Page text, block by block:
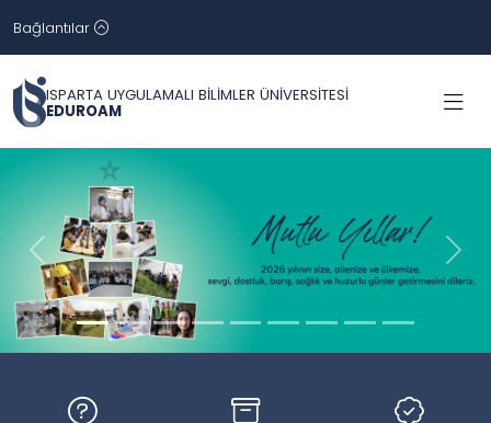
Bağlantılar
ISPARTA UYGULAMALI BİLİMLER ÜNİVERSİTESİ
EDUROAM
Geri İleri